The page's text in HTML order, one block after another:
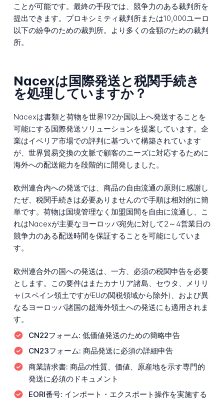
ことが可能です。最終の手段では、競争力のある裁判所を
提出できます。プロキシミティ裁判所または10,000ユーロ
以下の紛争のための裁判所。より多くの金額のための裁判
所。
Nacexは国際発送と税関手続き
を処理していますか？
Nacexは書類と荷物を世界192か国以上へ発送することを
可能にする国際発送ソリューションを提案しています。企
業はイベリア市場での評判に基づいて構築されています
が、世界貿易交換の文脈で顧客のニーズに対応するために
海外への配送能力を段階的に開発しました。
欧州連合内への発送では、商品の自由流通の原則に感謝し
たぜ、税関手続きは必要ありませんので手順は相対的に簡
単です。荷物は国境管理なく加盟国間を自由に流通し、こ
れはNacexが主要なヨーロッパ宛先に対して2～4営業日の
競争力のある配送時間を保証することを可能にしていま
す。
欧州連合外の国への発送は、一方、必須の税関申告を必要
とします。この要件はまたカナリア諸島、セウタ、メリリ
ャ(スペイン領土ですがEUの関税領域から除外)、および異
なるヨーロッパ諸国の超海外領土への発送にも適用されま
す。
CN22フォーム: 低価値発送のための簡略申告
CN23フォーム: 商品発送に必須の詳細申告
商業請求書: 商品の性質、価値、原産地を示す専門的
発送に必須のドキュメント
EORI番号: インポート・エクスポート操作を実施する